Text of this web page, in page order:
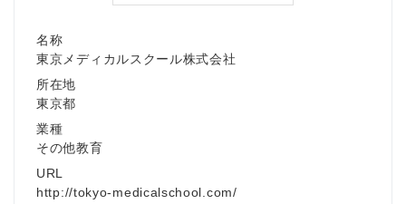
名称
東京メディカルスクール株式会社
所在地
東京都
業種
その他教育
URL
http://tokyo-medicalschool.com/